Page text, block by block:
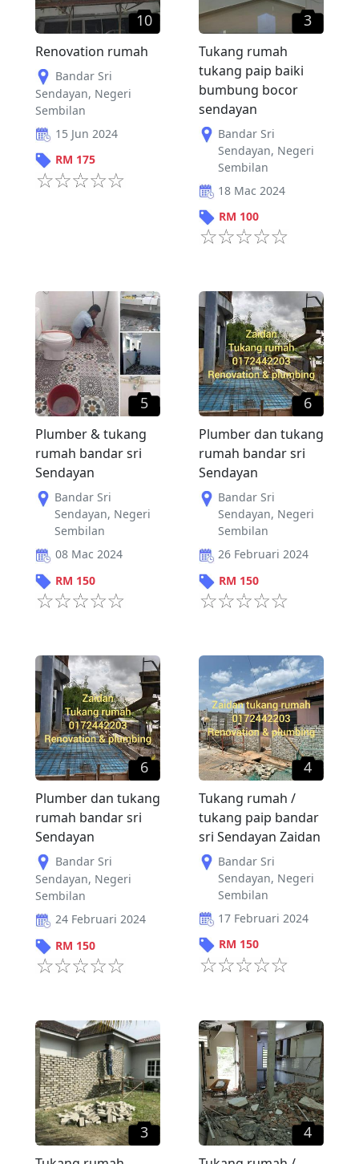
10
Renovation rumah
Bandar Sri
Sendayan, Negeri
Sembilan
15 Jun 2024
RM 175
3
Tukang rumah
tukang paip baiki
bumbung bocor
sendayan
Bandar Sri
Sendayan, Negeri
Sembilan
18 Mac 2024
RM 100
5
Plumber & tukang
rumah bandar sri
Sendayan
Bandar Sri
Sendayan, Negeri
Sembilan
08 Mac 2024
RM 150
6
Plumber dan tukang
rumah bandar sri
Sendayan
Bandar Sri
Sendayan, Negeri
Sembilan
26 Februari 2024
RM 150
6
Plumber dan tukang
rumah bandar sri
Sendayan
Bandar Sri
Sendayan, Negeri
Sembilan
24 Februari 2024
RM 150
4
Tukang rumah /
tukang paip bandar
sri Sendayan Zaidan
Bandar Sri
Sendayan, Negeri
Sembilan
17 Februari 2024
RM 150
3 4